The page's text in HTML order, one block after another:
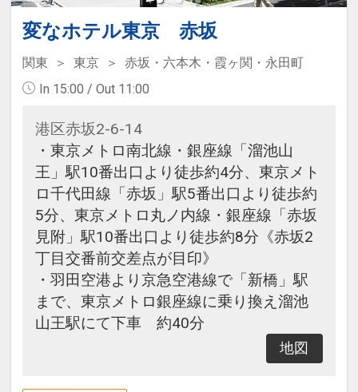
変なホテル東京 赤坂
関東 東京
赤坂・六本木・霞ヶ関・永田町
In 15:00 / Out 11:00
港区赤坂2-6-14
・東京メトロ南北線・銀座線「溜池山
王」駅10番出口より徒歩約4分、東京メト
ロ千代田線「赤坂」駅5番出口より徒歩約
5分、東京メトロ丸ノ内線・銀座線「赤坂
見附」駅10番出口より徒歩約8分《赤坂2
丁目交番前交差点が目印》
・羽田空港より京急空港線で「新橋」駅
まで、東京メトロ銀座線に乗り換え溜池
山王駅にて下車 約40分
地図